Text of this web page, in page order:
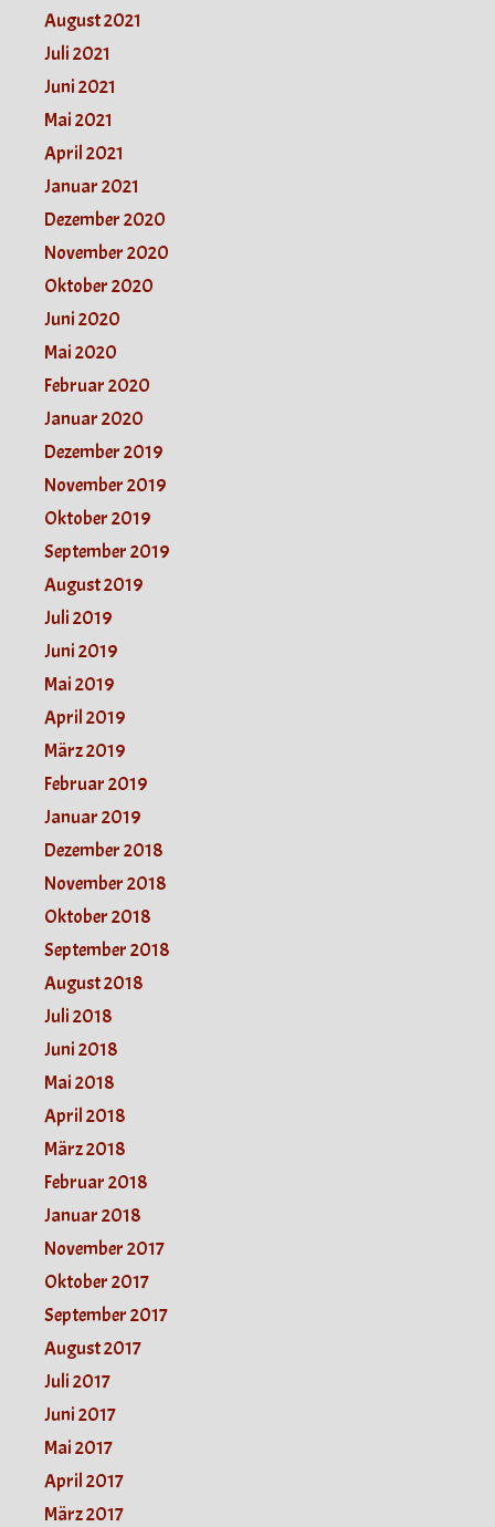
August 2021
Juli 2021
Juni 2021
Mai 2021
April 2021
Januar 2021
Dezember 2020
November 2020
Oktober 2020
Juni 2020
Mai 2020
Februar 2020
Januar 2020
Dezember 2019
November 2019
Oktober 2019
September 2019
August 2019
Juli 2019
Juni 2019
Mai 2019
April 2019
März 2019
Februar 2019
Januar 2019
Dezember 2018
November 2018
Oktober 2018
September 2018
August 2018
Juli 2018
Juni 2018
Mai 2018
April 2018
März 2018
Februar 2018
Januar 2018
November 2017
Oktober 2017
September 2017
August 2017
Juli 2017
Juni 2017
Mai 2017
April 2017
März 2017